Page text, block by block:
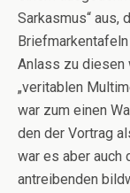
Sarkasmus“ aus,
Anlass zu diesen
„veritablen
war zum einen
den der Vortrag
war es aber auch
antreibenden